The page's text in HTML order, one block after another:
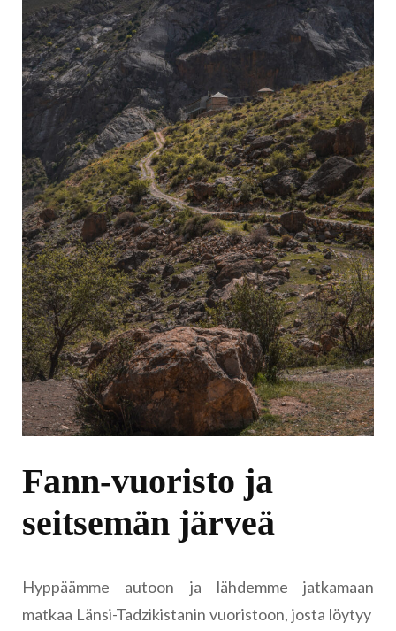
Fann-vuoristo ja
seitsemän järveä
Hyppäämme autoon ja lähdemme jatkamaan
matkaa Länsi-Tadzikistanin vuoristoon, josta löytyy